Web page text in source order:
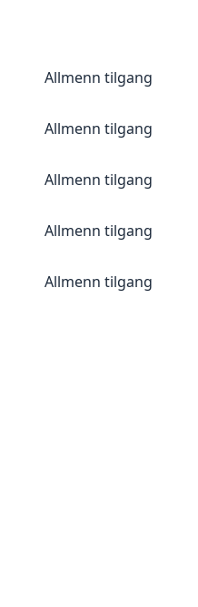
Allmenn tilgang
Allmenn tilgang
Allmenn tilgang
Allmenn tilgang
Allmenn tilgang